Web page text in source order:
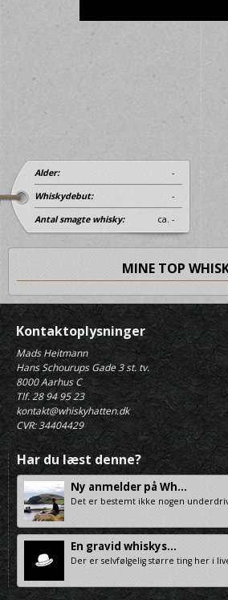
Alder: -
Whiskydebut: -
Antal smagte whisky: ca. -
MINE TOP
Kontaktoplysninger
Mads Heitmann
Hans Schourups Gade 3 st. tv.
8000 Aarhus C
Tlf. 28 94 95 23
kontakt@whiskyhatten.dk
CVR: 34404429
Har du læst denne?
Ny anmelder på Wh...
Det er bestemt ikke nogen
En gravid whiskys...
Der er selvfølgelig større ting her i